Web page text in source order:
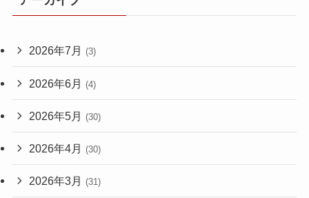
2026年7月 (3)
2026年6月 (4)
2026年5月 (30)
2026年4月 (30)
2026年3月 (31)